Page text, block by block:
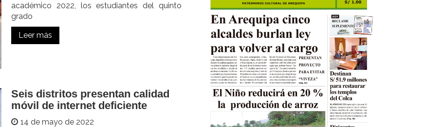
académico 2022, los estudiantes del quinto
grado
Leer más
Seis distritos presentan calidad
móvil de internet deficiente
14 de mayo de 2022